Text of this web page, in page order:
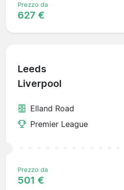
Prezzo da
627 €
Leeds
Liverpool
Elland Road
Premier League
Prezzo da
501 €